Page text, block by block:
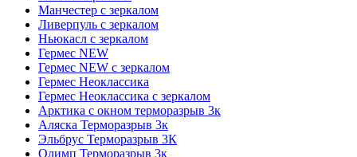
Манчестер с зеркалом
Ливерпуль с зеркалом
Ньюкасл с зеркалом
Гермес NEW
Гермес NEW с зеркалом
Гермес Неоклассика
Гермес Неоклассика с зеркалом
Арктика с окном терморазрыв 3к
Аляска Терморазрыв 3к
Эльбрус Терморазрыв 3К
Олимп Терморазрыв 3к